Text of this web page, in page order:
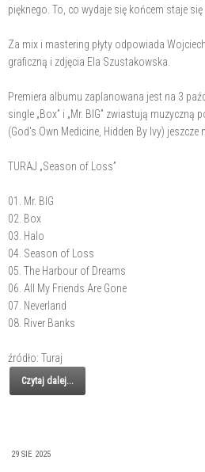
pięknego. To, co wydaje się końcem staje
Za mix i mastering płyty odpowiada
graficzną i zdjęcia Ela Szustakowska.
Premiera albumu zaplanowana jest na 3
single „Box” i „Mr. BIG” zwiastują muzyczną
(God's Own Medicine, Hidden By Ivy) jeszcze
TURAJ „Season of Loss”
01. Mr. BIG
02. Box
03. Halo
04. Season of Loss
05. The Harbour of Dreams
06. All My Friends Are Gone
07. Neverland
08. River Banks
źródło: Turaj
Czytaj dalej...
29 SIE 2025